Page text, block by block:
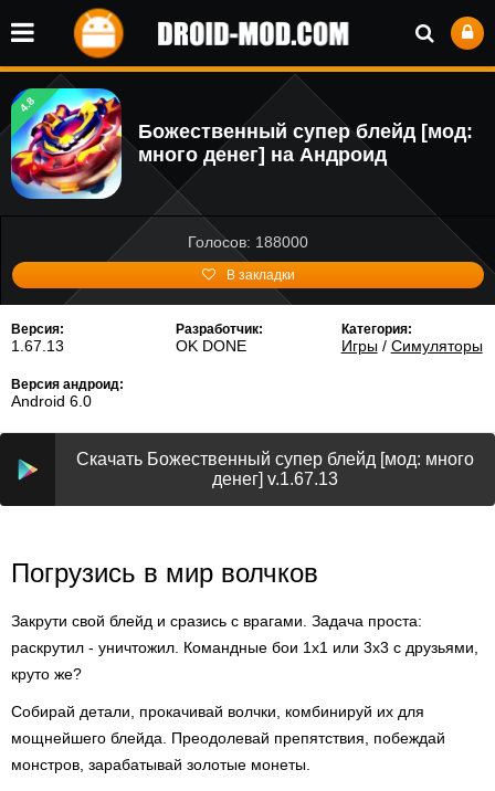
4.8
Божественный супер блейд [мод:
много денег] на Андроид
Голосов: 188000
В закладки
Версия:
1.67.13
Разработчик:
OK DONE
Категория:
Игры/ Симуляторы
Версия андроид:
Android 6.0
Скачать Божественный супер блейд [мод: много
денег] v.1.67.13
Погрузись в мир волчков
Закрути свой блейд и сразись с врагами. Задача проста:
раскрутил - уничтожил. Командные бои 1х1 или 3х3 с друзьями,
круто же?
Собирай детали, прокачивай волчки, комбинируй их для
мощнейшего блейда. Преодолевай препятствия, побеждай
монстров, зарабатывай золотые монеты.